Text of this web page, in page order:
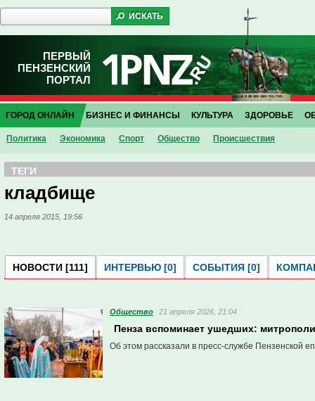
ПЕРВЫЙ
ПЕНЗЕНСКИЙ
ПОРТАЛ
ГОРОД ОНЛАЙН
Политика Экономика Спорт Общество Проиcшествия
БИЗНЕС И ФИНАНСЫ КУЛЬТУРА ЗДОРОВЬЕ
ТЕГИ
кладбище
14 апреля 2015, 19:56
НОВОСТИ [111] ИНТЕРВЬЮ [0] СОБЫТИЯ [0]
Общество 21 апреля 2026, 21:04
Пенза вспоминает ушедших:
Об этом рассказали в пресс-службе Пензенской